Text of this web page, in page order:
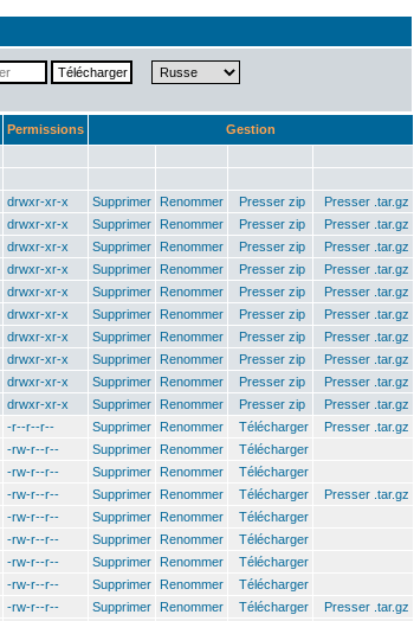
Permissions
Gestion
drwxr-xr-x Supprimer Renommer Presser zip
Presser .tar.gz
drwxr-xr-x Supprimer Renommer Presser zip
Presser .tar.gz
drwxr-xr-x Supprimer Renommer Presser zip
Presser .tar.gz
drwxr-xr-x Supprimer Renommer Presser zip
Presser .tar.gz
drwxr-xr-x Supprimer Renommer Presser zip
Presser .tar.gz
drwxr-xr-x Supprimer Renommer Presser zip
Presser .tar.gz
drwxr-xr-x Supprimer Renommer Presser zip
Presser .tar.gz
drwxr-xr-x Supprimer Renommer Presser zip
Presser .tar.gz
drwxr-xr-x Supprimer Renommer Presser zip
Presser .tar.gz
drwxr-xr-x Supprimer Renommer Presser zip
Presser .tar.gz
-r--r--r-- Supprimer Renommer Télécharger
Presser .tar.gz
-rw-r--r-- Supprimer Renommer
Télécharger
-rw-r--r-- Supprimer Renommer
Télécharger
-rw-r--r-- Supprimer Renommer Télécharger
Presser .tar.gz
-rw-r--r-- Supprimer Renommer
Télécharger
-rw-r--r-- Supprimer Renommer
Télécharger
-rw-r--r-- Supprimer Renommer
Télécharger
-rw-r--r-- Supprimer Renommer
Télécharger
-rw-r--r-- Supprimer Renommer Télécharger
Presser .tar.gz